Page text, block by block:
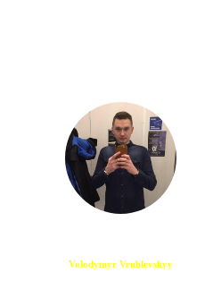
Volodymyr Vrublevskyy